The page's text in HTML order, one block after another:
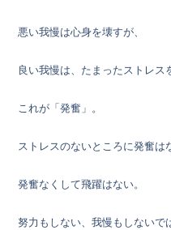
悪い我慢は心身を壊すが、
良い我慢は、たまったストレス
これが「発奮」。
ストレスのないところに発奮は
発奮なくして飛躍はない。
努力もしない、我慢もしないで